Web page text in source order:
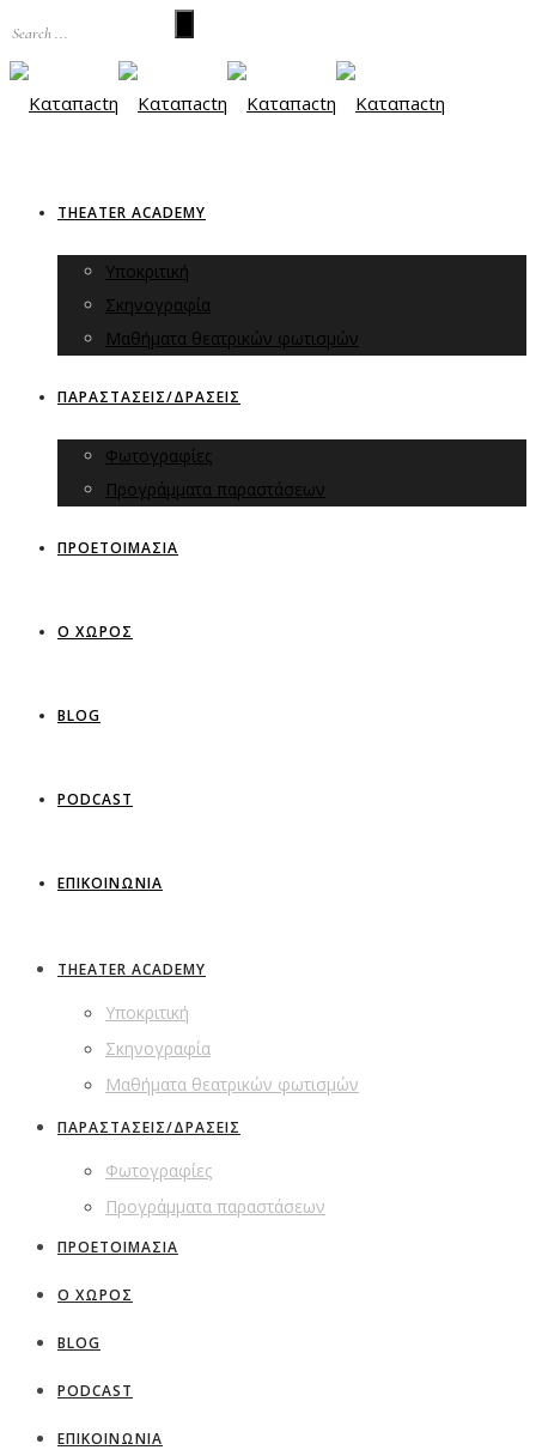
THEATER ACADEMY
Υποκριτική
Σκηνογραφία
Μαθήματα θεατρικών φωτισμών
ΠΑΡΑΣΤΑΣΕΙΣ/ΔΡΑΣΕΙΣ
Φωτογραφίες
Προγράμματα παραστάσεων
ΠΡΟΕΤΟΙΜΑΣΙΑ
Ο ΧΩΡΟΣ
BLOG
PODCAST
ΕΠΙΚΟΙΝΩΝΙΑ
THEATER ACADEMY
Υποκριτική
Σκηνογραφία
Μαθήματα θεατρικών φωτισμών
ΠΑΡΑΣΤΑΣΕΙΣ/ΔΡΑΣΕΙΣ
Φωτογραφίες
Προγράμματα παραστάσεων
ΠΡΟΕΤΟΙΜΑΣΙΑ
Ο ΧΩΡΟΣ
BLOG
PODCAST
ΕΠΙΚΟΙΝΩΝΙΑ